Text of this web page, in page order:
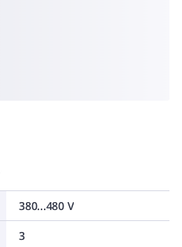
380...480 V
3